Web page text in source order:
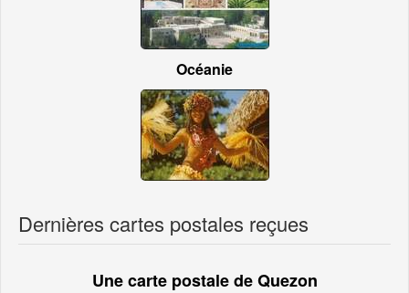
Océanie
Dernières cartes postales reçues
Une carte postale de Quezon